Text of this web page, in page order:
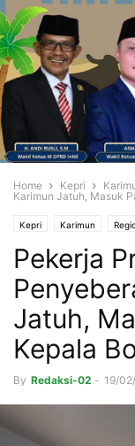
Home Kepri
Karimun Jatuh, Masuk
Kepri Karimun
Pekerja
Jatuh,
Kepala
By Redaksi-02 - 19/